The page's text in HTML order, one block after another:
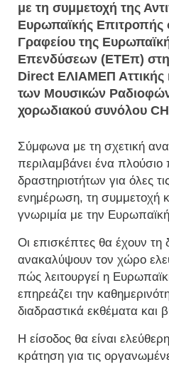
με τη συμμετοχή της
Ευρωπαϊκής Επιτροπής
Γραφείου της
Επενδύσεων (ΕΤΕπ)
Direct ΕΛΙΑΜΕΠ Αττικής
των Μουσικών
χορωδιακού συνόλου
Σύμφωνα με τη σχετική
περιλαμβάνει ένα
δραστηριοτήτων για όλες
ενημέρωση, τη συμμετοχή
γνωριμία με την
Οι επισκέπτες θα έχουν τη
ανακαλύψουν τον χώρο
πώς λειτουργεί η
επηρεάζει την
διαδραστικά εκθέματα και
Η είσοδος θα είναι
κράτηση για τις